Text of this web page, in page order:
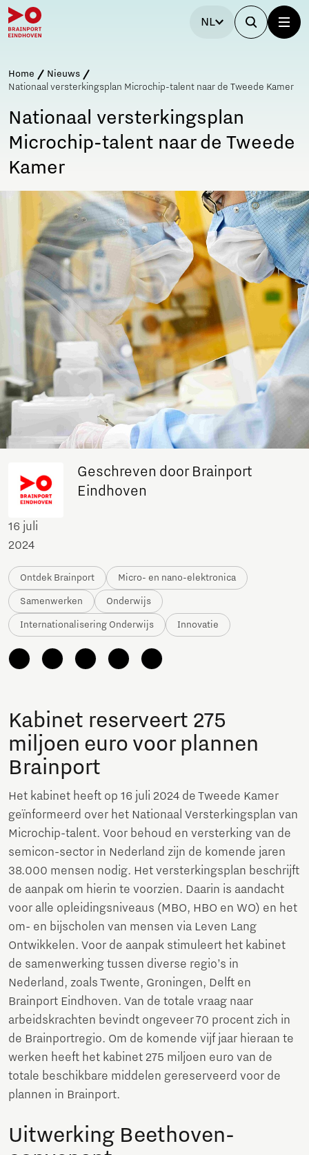
NL
Home
Nieuws
Nationaal versterkingsplan Microchip-talent naar de Tweede Kamer
Nationaal versterkingsplan
Microchip-talent naar de Tweede
Kamer
Geschreven door Brainport
Eindhoven
16 juli
2024
Ontdek Brainport Micro- en nano-elektronica
Samenwerken Onderwijs
Internationalisering Onderwijs Innovatie
Kabinet reserveert 275
miljoen euro voor plannen
Brainport
Het kabinet heeft op 16 juli 2024 de Tweede Kamer
geïnformeerd over het Nationaal Versterkingsplan van
Microchip-talent. Voor behoud en versterking van de
semicon-sector in Nederland zijn de komende jaren
38.000 mensen nodig. Het versterkingsplan beschrijft
de aanpak om hierin te voorzien. Daarin is aandacht
voor alle opleidingsniveaus (MBO, HBO en WO) en het
om- en bijscholen van mensen via Leven Lang
Ontwikkelen. Voor de aanpak stimuleert het kabinet
de samenwerking tussen diverse regio’s in
Nederland, zoals Twente, Groningen, Delft en
Brainport Eindhoven. Van de totale vraag naar
arbeidskrachten bevindt ongeveer 70 procent zich in
de Brainportregio. Om de komende vijf jaar hieraan te
werken heeft het kabinet 275 miljoen euro van de
totale beschikbare middelen gereserveerd voor de
plannen in Brainport.
Uitwerking Beethoven-